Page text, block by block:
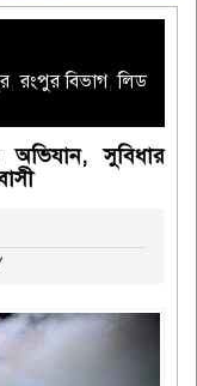
,রংপুর বিভাগ,লিড
সুবিধার